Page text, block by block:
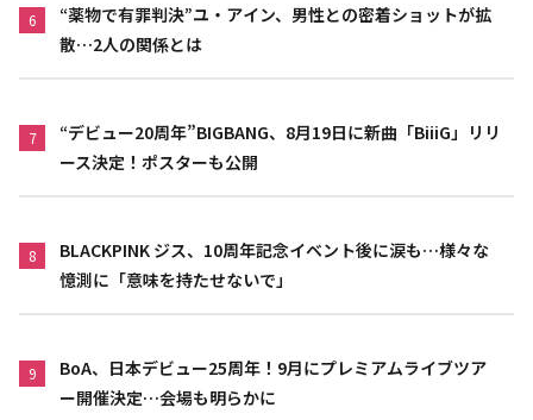
6
“薬物で有罪判決”ユ・アイン、男性との密着ショットが拡
散…2人の関係とは
7
“デビュー20周年”BIGBANG、8月19日に新曲「BiiiG」リリ
ース決定！ポスターも公開
8
BLACKPINK ジス、10周年記念イベント後に涙も…様々な
憶測に「意味を持たせないで」
9
BoA、日本デビュー25周年！9月にプレミアムライブツア
ー開催決定…会場も明らかに